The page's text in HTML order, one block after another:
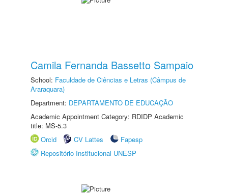
Camila Fernanda Bassetto Sampaio
School: Faculdade de Ciências e Letras (Câmpus de
Araraquara)
Department: DEPARTAMENTO DE EDUCAÇÃO
Academic Appointment Category: RDIDP Academic
title: MS-5.3
Orcid
CV Lattes
Fapesp
Repositório Institucional UNESP